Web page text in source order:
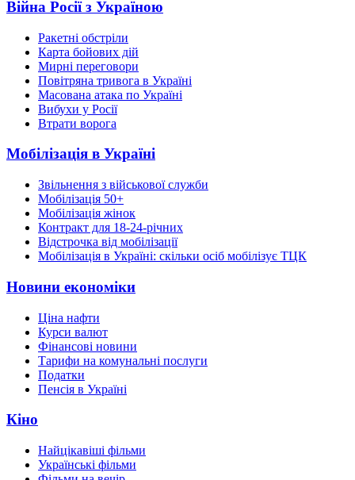
Війна Росії з Україною
Ракетні обстріли
Карта бойових дій
Мирні переговори
Повітряна тривога в Україні
Масована атака по Україні
Вибухи у Росії
Втрати ворога
Мобілізація в Україні
Звільнення з військової служби
Мобілізація 50+
Мобілізація жінок
Контракт для 18-24-річних
Відстрочка від мобілізації
Мобілізація в Україні: скільки осіб мобілізує ТЦК
Новини економіки
Ціна нафти
Курси валют
Фінансові новини
Тарифи на комунальні послуги
Податки
Пенсія в Україні
Кіно
Найцікавіші фільми
Українські фільми